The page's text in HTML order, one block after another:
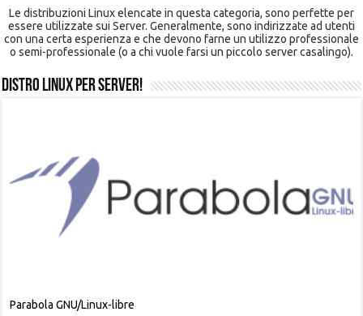
Le distribuzioni Linux elencate in questa categoria, sono perfette per
essere utilizzate sui Server. Generalmente, sono indirizzate ad utenti
con una certa esperienza e che devono farne un utilizzo professionale
o semi-professionale (o a chi vuole farsi un piccolo server casalingo).
Distro Linux per Server!
Alpine Linux